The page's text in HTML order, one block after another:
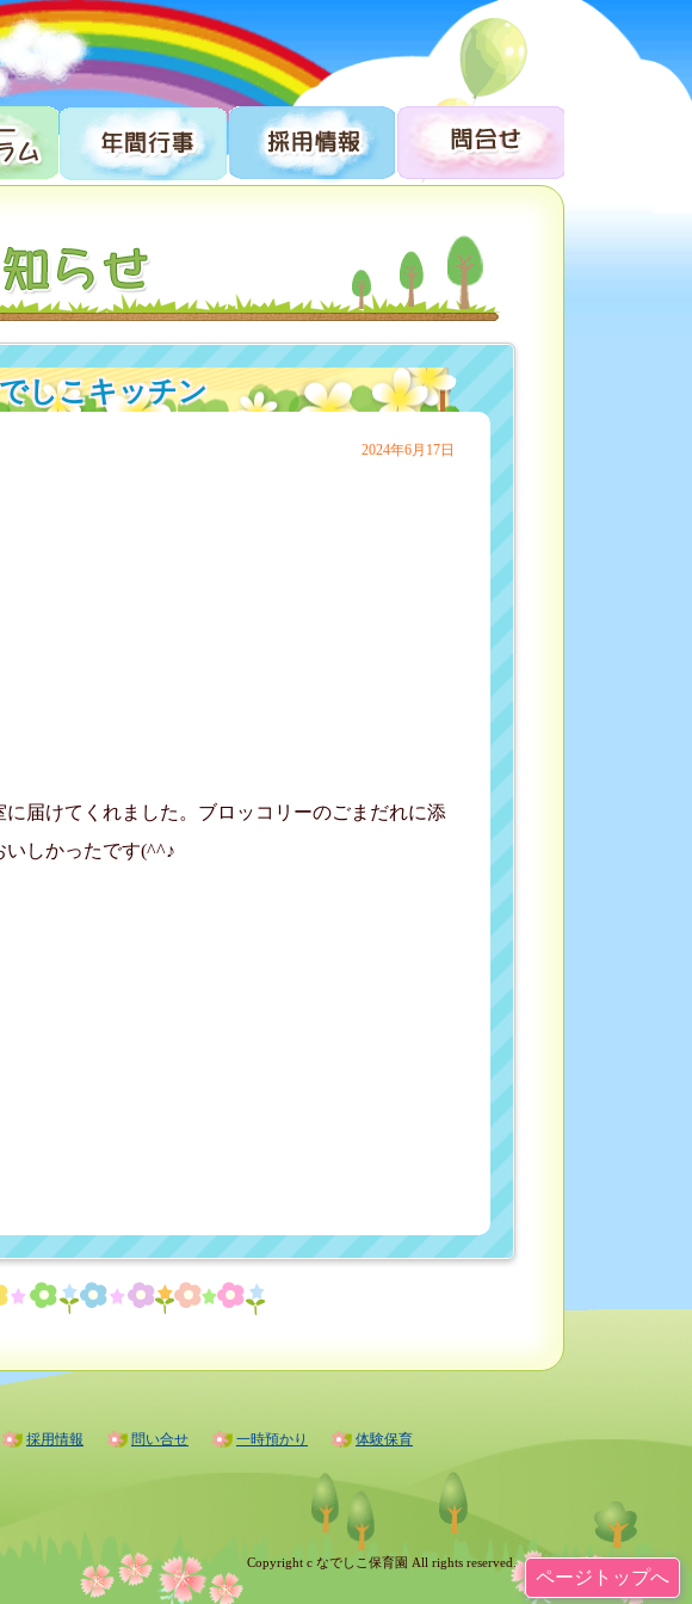
しこキッチン
2024年6月17日
届けてくれました。ブロッコリーのごまだれに添
いしかったです(^^♪
ページトップへ
採用情報 問い合せ 一時預かり 体験保育
Copyright c なでしこ保育園 All rights reserved.